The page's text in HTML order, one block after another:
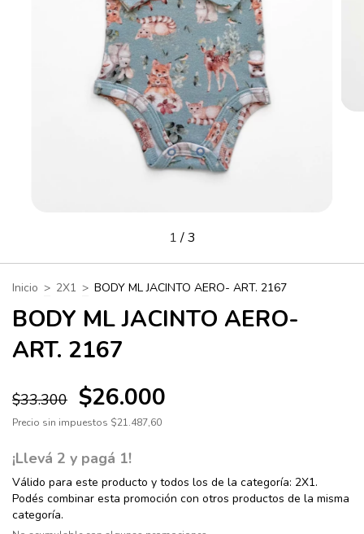
1/3
Inicio > 2X1 > BODY ML JACINTO AERO- ART. 2167
BODY ML JACINTO AERO-
ART. 2167
$33.300 $26.000
Precio sin impuestos $21.487,60
¡Llevá 2 y pagá 1!
Válido para este producto y todos los de la categoría: 2X1.
Podés combinar esta promoción con otros productos de la misma
categoría.